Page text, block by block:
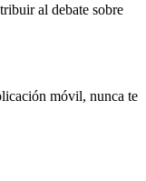
al debate sobre
móvil, nunca te